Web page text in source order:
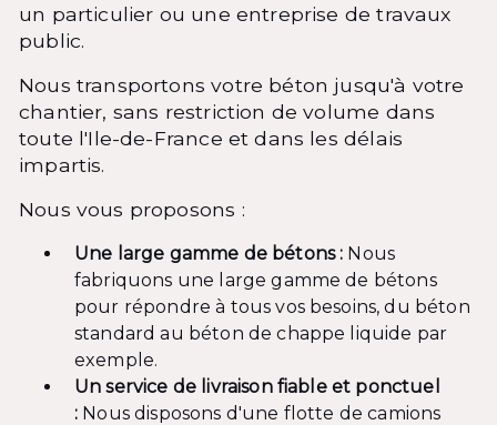
un particulier ou une entreprise de travaux
public.
Nous transportons votre béton jusqu'à votre
chantier, sans restriction de volume dans
toute l'Ile-de-France et dans les délais
impartis.
Nous vous proposons :
Une large gamme de bétons : Nous
fabriquons une large gamme de bétons
pour répondre à tous vos besoins, du béton
standard au béton de chappe liquide par
exemple.
Un service de livraison fiable et ponctuel
: Nous disposons d'une flotte de camions